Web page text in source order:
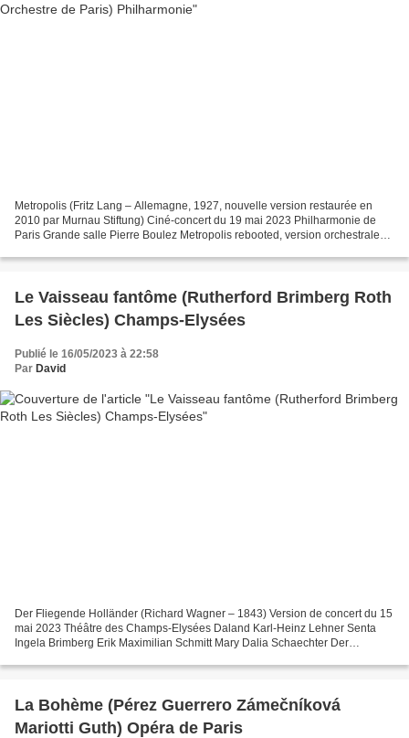
Metropolis (Fritz Lang – Allemagne, 1927, nouvelle version restaurée en
2010 par Murnau Stiftung) Ciné-concert du 19 mai 2023 Philharmonie de
Paris Grande salle Pierre Boulez Metropolis rebooted, version orchestrale
Le Vaisseau fantôme (Rutherford Brimberg Roth
Les Siècles) Champs-Elysées
Publié le 16/05/2023 à 22:58
Par David
Der Fliegende Holländer (Richard Wagner – 1843) Version de concert du 15
mai 2023 Théâtre des Champs-Elysées Daland Karl-Heinz Lehner Senta
Ingela Brimberg Erik Maximilian Schmitt Mary Dalia Schaechter Der
La Bohème (Pérez Guerrero Zámečníková
Mariotti Guth) Opéra de Paris